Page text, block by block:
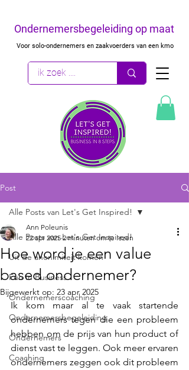
Ondernemersbegeleiding op maat
Voor solo-ondernemers en zaakvoerders van een kmo
Post
Alle Posts van Let's Get Inspired!
Uit de anonimiteit komen
Fun In Business
Ondernemerscoaching
Ondernemersbegeleiding
Ondernemers
Coaching
Alle Posts van Let's Get Inspired!
Hoe word je een value
based ondernemer?
Ann Poleunis
22 apr 2025 2 minuten om te lezen
Bijgewerkt op: 23 apr 2025
Ik kom maar al te vaak startende
ondernemers tegen die een probleem
hebben om de prijs van hun product of
dienst vast te leggen. Ook meer ervaren
ondernemers zeggen ook dit probleem